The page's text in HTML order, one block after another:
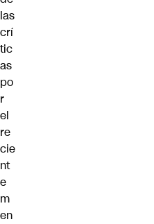
las
crí
tic
as
po
r
el
re
cie
nt
e
m
en